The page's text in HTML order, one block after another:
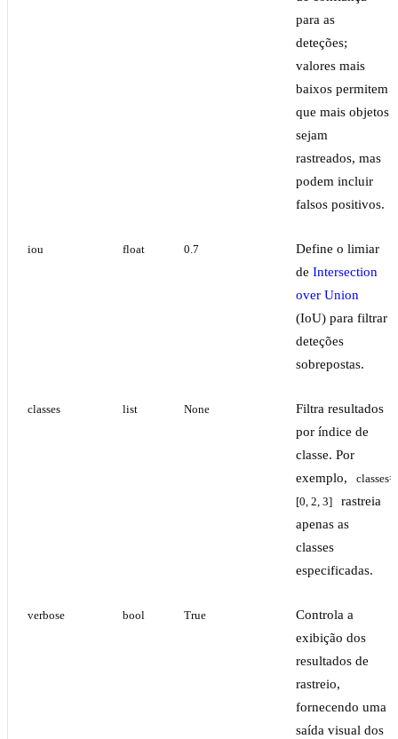
para as
deteções;
valores mais
baixos permitem
que mais objetos
sejam
rastreados, mas
podem incluir
falsos positivos.
iou float 0.7
Define o limiar
de Intersection
over Union
(IoU) para filtrar
deteções
sobrepostas.
classes list None
Filtra resultados
por índice de
classe. Por
exemplo,
classes=
[0, 2, 3]
rastreia
apenas as
classes
especificadas.
verbose bool True
Controla a
exibição dos
resultados de
rastreio,
fornecendo uma
saída visual dos